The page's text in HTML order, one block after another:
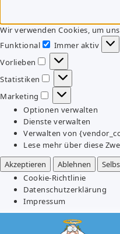
Wir verwenden Cookies, um
Funktional
Funktional
Immer aktiv
Vorlieben
Vorlieben
Statistiken
Statistiken
Marketing
Marketing
Optionen verwalten
Dienste verwalten
Verwalten von
Lese mehr über diese
Akzeptieren
Ablehnen
Cookie-Richtlinie
Datenschutzerklärung
Impressum